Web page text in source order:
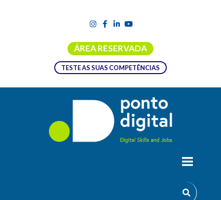
ÁREA RESERVADA
TESTE AS SUAS COMPETÊNCIAS
O que poderás fazer para que a tua carteira de clientes